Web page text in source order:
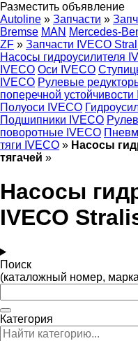
Разместить объявление
Autoline » Запчасти »
Bremse MAN Mercedes-
ZF » Запчасти IVECO
Насосы гидроусилителя
IVECO Оси IVECO
IVECO Рулевые
поперечной устойчивости
Полуоси IVECO
Подшипники IVECO
поворотные IVECO
тяги IVECO » Насосы
тягачей »
Насосы
IVECO
Поиск
(каталожный номер,
Категория